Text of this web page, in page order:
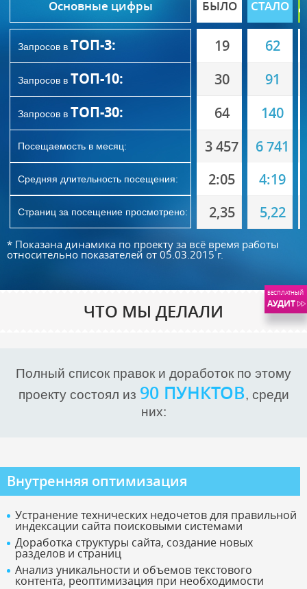
Основные цифры БЫЛО СТАЛО
Запросов в ТОП-3: 19 62
Запросов в ТОП-10: 30 91
Запросов в ТОП-30: 64 140
Посещаемость в месяц: 3 457 6 741
Средняя длительность посещения: 2:05 4:19
Страниц за посещение просмотрено: 2,35 5,22
* Показана динамика по проекту за всё время работы
относительно показателей от 05.03.2015 г.
ЧТО МЫ ДЕЛАЛИ
Полный список правок и доработок по этому
проекту состоял из 90 ПУНКТОВ, среди
них:
Внутренняя оптимизация
Устранение технических недочетов для правильной
индексации сайта поисковыми системами
Доработка структуры сайта, создание новых
разделов и страниц
Анализ уникальности и объемов текстового
контента, реоптимизация при необходимости
БЕСПЛАТНЫЙ
АУДИТ